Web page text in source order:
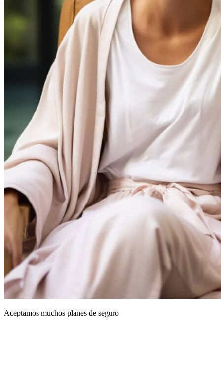
Aceptamos muchos planes de seguro